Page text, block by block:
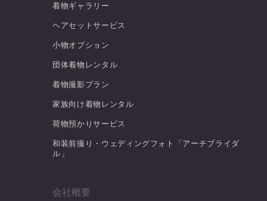
着物ギャラリー
ヘアセットサービス
小物オプション
団体着物レンタル
着物撮影プラン
家族向け着物レンタル
荷物預かりサービス
和装前撮り・ウェディングフォト「アーチブライダ
ル」
会社概要